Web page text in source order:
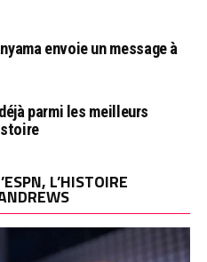
envoie un message à
parmi les meilleurs
L’HISTOIRE